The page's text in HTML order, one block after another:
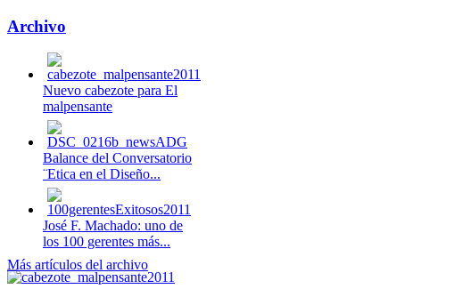
Archivo
Nuevo cabezote para El
malpensante
Balance del Conversatorio
¨Etica en el Diseño...
José F. Machado: uno de
los 100 gerentes más...
Más artículos del archivo